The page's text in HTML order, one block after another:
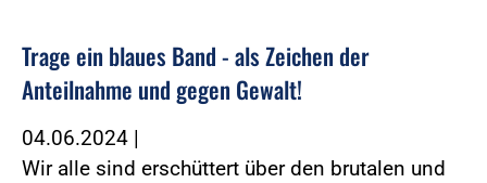
Trage ein blaues Band - als Zeichen der
Anteilnahme und gegen Gewalt!
04.06.2024 |
Wir alle sind erschüttert über den brutalen und